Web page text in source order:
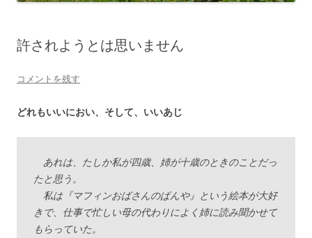
許されようとは思いません
コメントを残す
どれもいいにおい、そして、いいあじ
あれは、たしか私が四歳、姉が十歳のときのことだっ
たと思う。
私は『マフィンおばさんのぱんや』という絵本が大好
きで、仕事で忙しい母の代わりによく姉に読み聞かせて
もらっていた。